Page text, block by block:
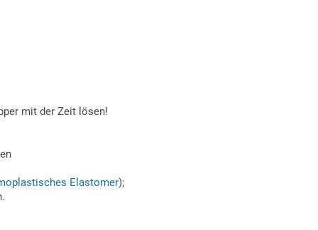
mit der Zeit lösen!
Elastomer);